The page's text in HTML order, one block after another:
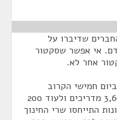
שדיברו על
אי אפשר שסקטור
אחר לא.
חמישי הקרוב
יישלחו 3,800 מכתבי פיטורים ל-3,600 מדריכים ולעוד 200
התייחסו שרי החינוך